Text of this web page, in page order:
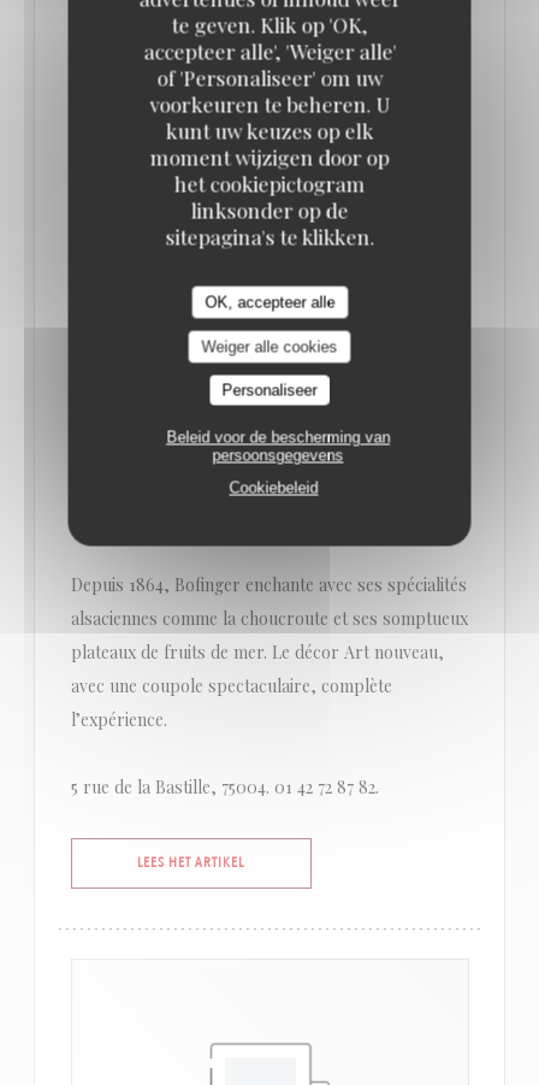
te geven. Klik op 'OK,
accepteer alle', 'Weiger alle'
of 'Personaliseer' om uw
voorkeuren te beheren. U
kunt uw keuzes op elk
moment wijzigen door op
het cookiepictogram
linksonder op de
sitepagina's te klikken.
OK, accepteer alle
Weiger alle cookies
Personaliseer
Beleid voor de bescherming van
persoonsgegevens
Cookiebeleid
CES BRASSERIES INCONTOURNABLES QUI
FONT LA FIERTÉ DE PARIS !
Paris regorge de brasseries incontournables,
mêlant tradition, convivialité et un brun de
désinvolture. Voici une sélection des meilleures
une ambiance authentique et chaleureuse.
Depuis 1864, Bofinger enchante avec ses spécialités
alsaciennes comme la choucroute et ses somptueux
plateaux de fruits de mer. Le décor Art nouveau,
avec une coupole spectaculaire, complète
l’expérience.
5 rue de la Bastille, 75004. 01 42 72 87 82.
LEES HET ARTIKEL((OPENT IN EEN NIEUW VENSTER))